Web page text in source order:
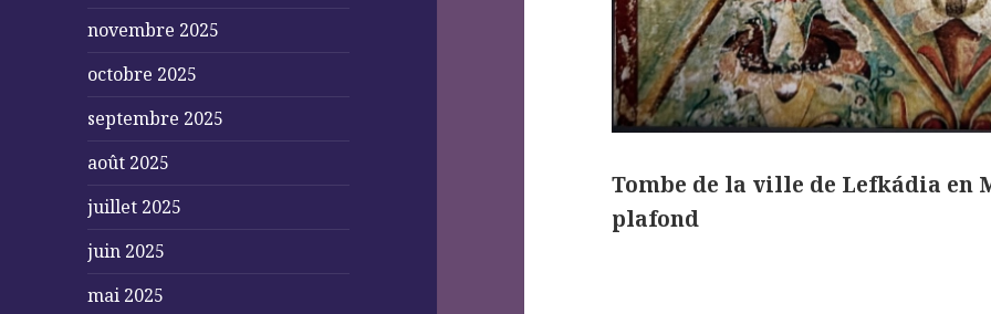
novembre 2025
octobre 2025
septembre 2025
août 2025
juillet 2025
juin 2025
mai 2025
Tombe de la ville de Lefkádia en
plafond